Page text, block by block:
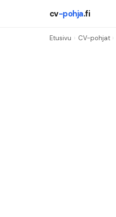
cv-pohja.fi
Etusivu › CV-pohjat ›